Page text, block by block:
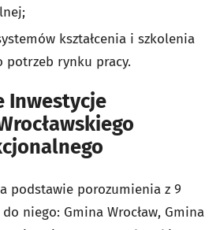
kształcenia i szkolenia
potrzeb rynku pracy.
Inwestycje
podstawie porozumienia z 9
niego: Gmina Wrocław, Gmina